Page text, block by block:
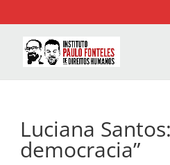
Luciana
democracia”